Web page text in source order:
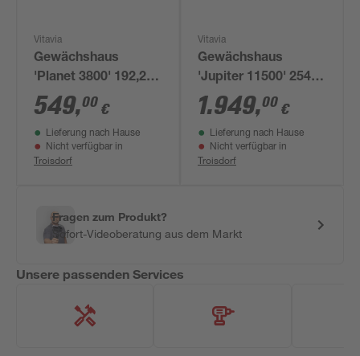
Vitavia
Gewächshaus
'Planet 3800' 192,2 x
192,2 cm mit 6 mm
Hohlkammerplatten
smaragdfarben
549,00 €
Lieferung nach Hause
Nicht verfügbar in
Troisdorf
Vitavia
Gewächshaus
'Jupiter 11500' 254,4
x 441 cm mit 4 mm
Hohlkammerplatten
schwarz
1.949,00 €
Lieferung nach Hause
Nicht verfügbar in
Troisdorf
Fragen zum Produkt?
Sofort-Videoberatung aus dem Markt
Unsere passenden Services